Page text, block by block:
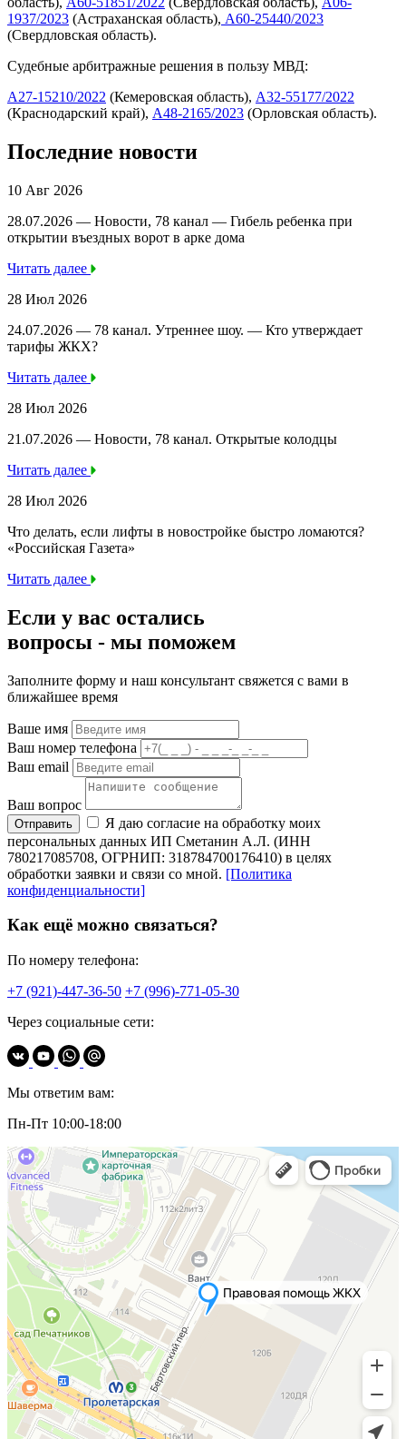
1937/2023 (Астраханская область), А60-25440/2023
(Свердловская область).
Судебные арбитражные решения в пользу МВД:
А27-15210/2022 (Кемеровская область), А32-55177/2022
(Краснодарский край), А48-2165/2023 (Орловская область).
Последние новости
10 Авг 2026
28.07.2026 — Новости, 78 канал — Гибель ребенка при
открытии въездных ворот в арке дома
Читать далее
28 Июл 2026
24.07.2026 — 78 канал. Утреннее шоу. — Кто утверждает
тарифы ЖКХ?
Читать далее
28 Июл 2026
21.07.2026 — Новости, 78 канал. Открытые колодцы
Читать далее
28 Июл 2026
Что делать, если лифты в новостройке быстро ломаются?
«Российская Газета»
Читать далее
Если у вас остались
вопросы - мы поможем
Заполните форму и наш консультант свяжется с вами в
ближайшее время
Ваше имя
Ваш номер телефона
Ваш email
Ваш вопрос
Отправить
Я даю согласие на обработку моих
персональных данных ИП Сметанин А.Л. (ИНН
780217085708, ОГРНИП: 318784700176410) в целях
обработки заявки и связи со мной. [Политика
конфиденциальности]
Как ещё можно связаться?
По номеру телефона:
+7 (921)-447-36-50 +7 (996)-771-05-30
Через социальные сети:
Мы ответим вам:
Пн-Пт 10:00-18:00